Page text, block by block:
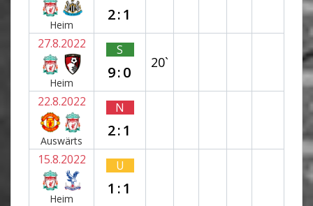
Heim
2:1
27.8.2022
Heim
S
9:0
20`
22.8.2022
Auswärts
N
2:1
15.8.2022
Heim
U
1:1